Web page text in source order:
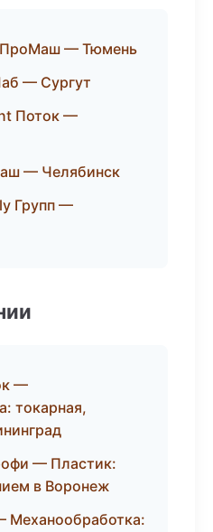
ПроМаш — Тюмень
— Сургут
Поток —
— Челябинск
Групп —
—
токарная,
— Пластик:
в Воронеж